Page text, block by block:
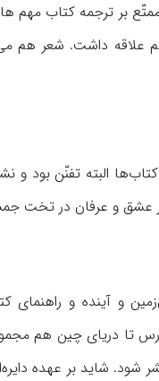
بر ترجمه کتاب مهم
علاقه داشت. شعر هم
البته تفنّن بود
عشق و عرفان در تخت
تا دریای چین هم
شاید بر عهده